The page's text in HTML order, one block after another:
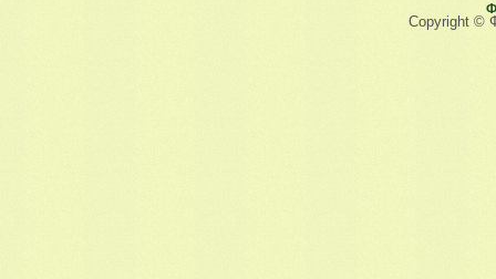
Copyright ©